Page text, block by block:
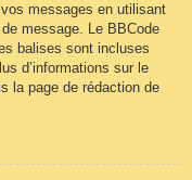
messages en utilisant
de message. Le BBCode
balises sont incluses
d’informations sur le
la page de rédaction de